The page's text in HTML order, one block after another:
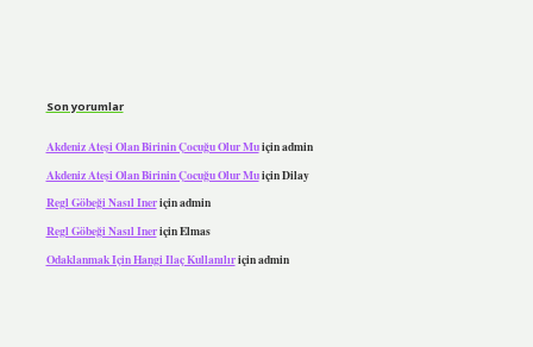
Son yorumlar
Akdeniz Ateşi Olan Birinin Çocuğu Olur Muiçinadmin
Akdeniz Ateşi Olan Birinin Çocuğu Olur MuiçinDilay
Regl Göbeği Nasıl Ineriçinadmin
Regl Göbeği Nasıl IneriçinElmas
Odaklanmak Için Hangi Ilaç Kullanılıriçinadmin